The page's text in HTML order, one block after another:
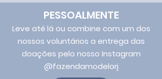
PESSOALMENTE
Leve até lá ou combine com um dos
nossos voluntários a entrega das
doações pelo nosso Instagram
@fazendamodelorj